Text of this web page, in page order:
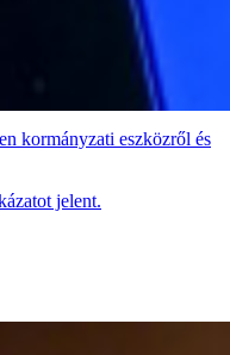
kormányzati eszközről és
jelent.